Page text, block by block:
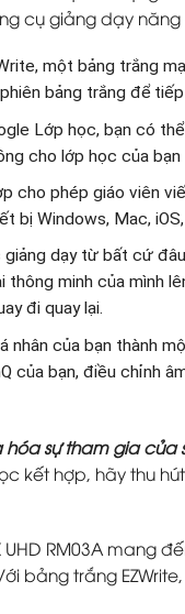
cụ giảng dạy năng
một bảng trắng
bảng trắng để
Lớp học, bạn có
cho lớp học của bạn
cho phép giáo viên
Windows, Mac,
dạy từ bất cứ
minh của mình
đi quay lại.
của bạn thành
của bạn, điều chỉnh
sự tham gia của
kết hợp, hãy thu
UHD RM03A mang
bảng trắng